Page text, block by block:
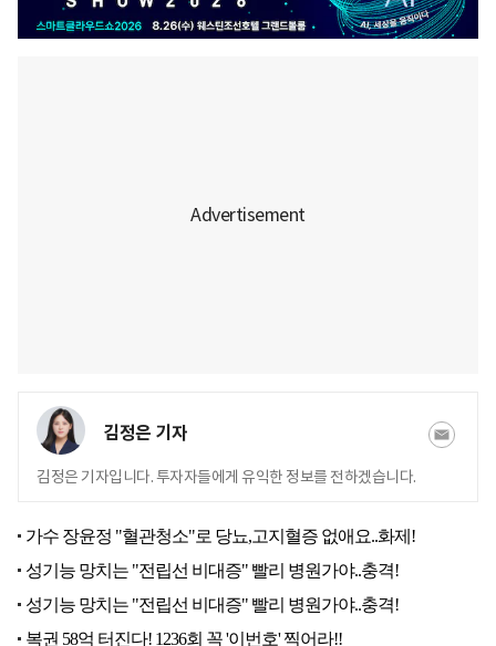
김정은 기자
김정은 기자입니다. 투자자들에게 유익한 정보를 전하겠습니다.